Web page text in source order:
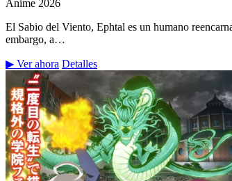
Anime 2026
El Sabio del Viento, Ephtal es un humano
embargo, a…
▶ Ver ahora Detalles